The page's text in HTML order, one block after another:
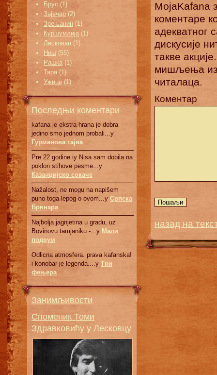
Брус (1)
Зајечар (2)
Зрењанин (1)
Куршумлија (1)
Лесковац (1)
Ниш (55)
Рашка (1)
Тара (1)
Ужице (1)
Последњи коментари
kafana je ekstra hrana je dobra
jedino smo jednom probali...у
Гурманова тајна
Pre 22 godine iy Nisa sam dobila na
poklon stihove pesme...у
Казанџијско сокаче
Nažalost, ne mogu na napišem
puno toga lepog o ovom...у Српскa
Брвнaрa
Najbolja jagnjetina u gradu, uz
Bovinovu tamjaniku -...у Мали
подрум
Odlicna atmosfera. prava kafanska!
i konobar je legenda....у Три
фењера
Занимљивости
Споменик Томи
Здравковићу у Лесковцу
MojaKafana
коментаре
адекватног
дискусије
такве
мишљења
читалаца.
Коментар
назад на